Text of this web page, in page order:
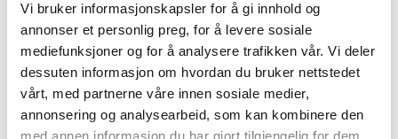
Vi bruker informasjonskapsler for å gi innhold og
annonser et personlig preg, for å levere sosiale
mediefunksjoner og for å analysere trafikken vår. Vi deler
dessuten informasjon om hvordan du bruker nettstedet
vårt, med partnerne våre innen sosiale medier,
annonsering og analysearbeid, som kan kombinere den
ledelsen for misjonsselskapet. Riis avga
rapport og trakk seg ut av virksomheten.
Det var ingenting å si på den innsatsen
han hadde nedlagt i misjonens tjeneste.